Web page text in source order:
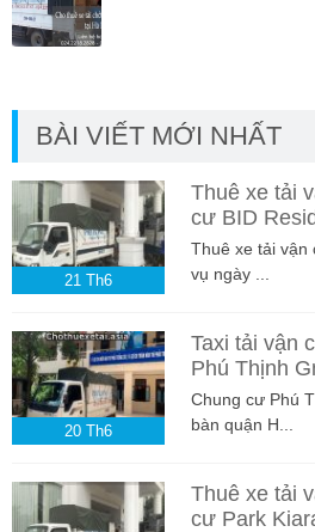
BÀI VIẾT MỚI NHẤT
21 Th6
Thuê xe tải
cư BID
Thuê xe tải vận
vụ ngày ...
20 Th6
Taxi tải vận
Phú Thịnh
Chung cư Phú
bàn quận H...
Thuê xe tải
cư Park